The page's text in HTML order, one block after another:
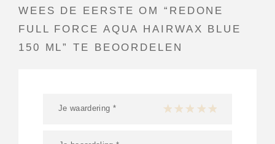
WEES DE EERSTE OM “REDONE
FULL FORCE AQUA HAIRWAX BLUE
150 ML” TE BEOORDELEN
Je waardering * 1 van de 5 sterren
2 van de 5 sterren
3 van de 5 sterren
4 van de 5 sterren